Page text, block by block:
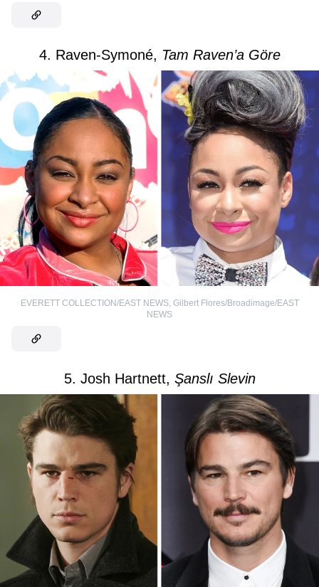
4. Raven-Symoné, Tam Raven’a Göre
EVERETT COLLECTION/EAST NEWS, Gilbert Flores/Broadimage/EAST
NEWS
5. Josh Hartnett, Şanslı Slevin